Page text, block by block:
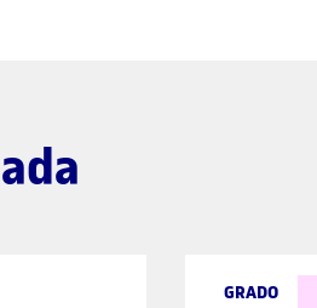
GRADO